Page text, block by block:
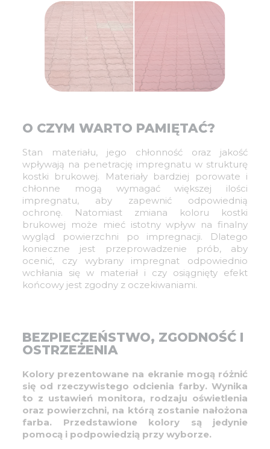
O CZYM WARTO PAMIĘTAĆ?
Stan materiału, jego chłonność oraz jakość
wpływają na penetrację impregnatu w strukturę
kostki brukowej. Materiały bardziej porowate i
chłonne mogą wymagać większej ilości
impregnatu, aby zapewnić odpowiednią
ochronę. Natomiast zmiana koloru kostki
brukowej może mieć istotny wpływ na finalny
wygląd powierzchni po impregnacji. Dlatego
konieczne jest przeprowadzenie prób, aby
ocenić, czy wybrany impregnat odpowiednio
wchłania się w materiał i czy osiągnięty efekt
końcowy jest zgodny z oczekiwaniami.
BEZPIECZEŃSTWO, ZGODNOŚĆ I
OSTRZEŻENIA
Kolory prezentowane na ekranie mogą różnić
się od rzeczywistego odcienia farby. Wynika
to z ustawień monitora, rodzaju oświetlenia
oraz powierzchni, na którą zostanie nałożona
farba. Przedstawione kolory są jedynie
pomocą i podpowiedzią przy wyborze.